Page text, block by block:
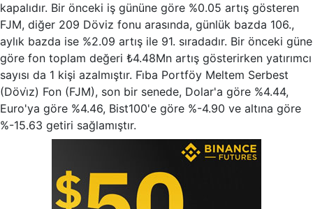
kapalıdır. Bir önceki iş gününe göre %0.05 artış gösteren
FJM, diğer 209 Döviz fonu arasında, günlük bazda 106.,
aylık bazda ise %2.09 artış ile 91. sıradadır. Bir önceki güne
göre fon toplam değeri ₺4.48Mn artış gösterirken yatırımcı
sayısı da 1 kişi azalmıştır. Fi̇ba Portföy Meltem Serbest
(Dövi̇z) Fon (FJM), son bir senede, Dolar'a göre %4.44,
Euro'ya göre %4.46, Bist100'e göre %-4.90 ve altına göre
%-15.63 getiri sağlamıştır.